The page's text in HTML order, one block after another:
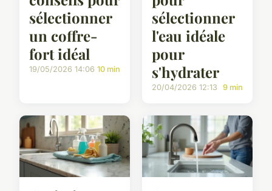
sélectionner
un coffre-
fort idéal
19/05/2026 14:06 10 min
sélectionner
l'eau idéale
pour
s'hydrater
20/04/2026 12:13 9 min